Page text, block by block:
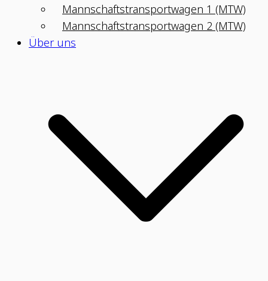
Mannschaftstransportwagen 1 (MTW)
Mannschaftstransportwagen 2 (MTW)
Über uns